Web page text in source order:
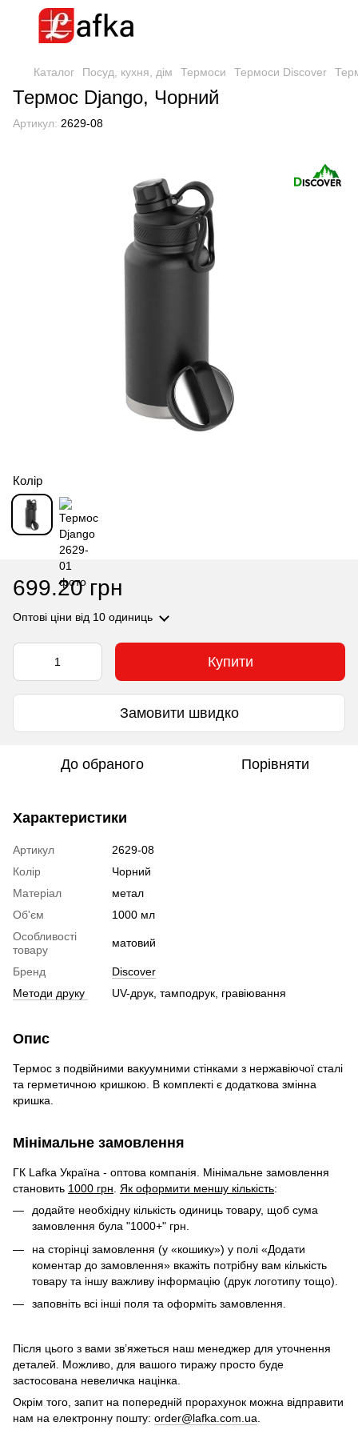
Каталог Посуд, кухня, дім Термоси Термоси Discover
Термос Django, Чорний
Артикул: 2629-08
Колір
699.20 грн
Оптові ціни від 10 одиниць
Купити
Замовити швидко
До обраного Порівняти
Характеристики
Артикул
2629-08
Колір
Чорний
Матеріал
метал
Об'єм
1000 мл
Особливості
товару
матовий
Бренд
Discover
Методи друку
UV-друк, тамподрук, гравіювання
Опис
Термос з подвійними вакуумними стінками з нержавіючої сталі
та герметичною кришкою. В комплекті є додаткова змінна
кришка.
Мінімальне замовлення
ГК Lafka Україна - оптова компанія. Мінімальне замовлення
становить 1000 грн. Як оформити меншу кількість:
додайте необхідну кількість одиниць товару, щоб сума
замовлення була "1000+" грн.
на сторінці замовлення (у «кошику») у полі «Додати
коментар до замовлення» вкажіть потрібну вам кількість
товару та іншу важливу інформацію (друк логотипу тощо).
заповніть всі інші поля та оформіть замовлення.
Після цього з вами зв’яжеться наш менеджер для уточнення
деталей. Можливо, для вашого тиражу просто буде
застосована невеличка націнка.
Окрім того, запит на попередній прорахунок можна відправити
нам на електронну пошту: order@lafka.com.ua